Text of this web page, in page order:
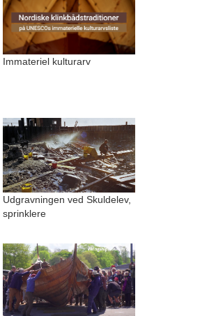
Immateriel kulturarv
Udgravningen ved Skuldelev,
sprinklere